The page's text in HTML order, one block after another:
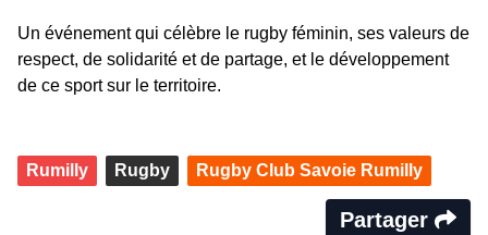
Un événement qui célèbre le rugby féminin, ses valeurs de
respect, de solidarité et de partage, et le développement
de ce sport sur le territoire.
Rumilly Rugby Rugby Club Savoie Rumilly
Partager